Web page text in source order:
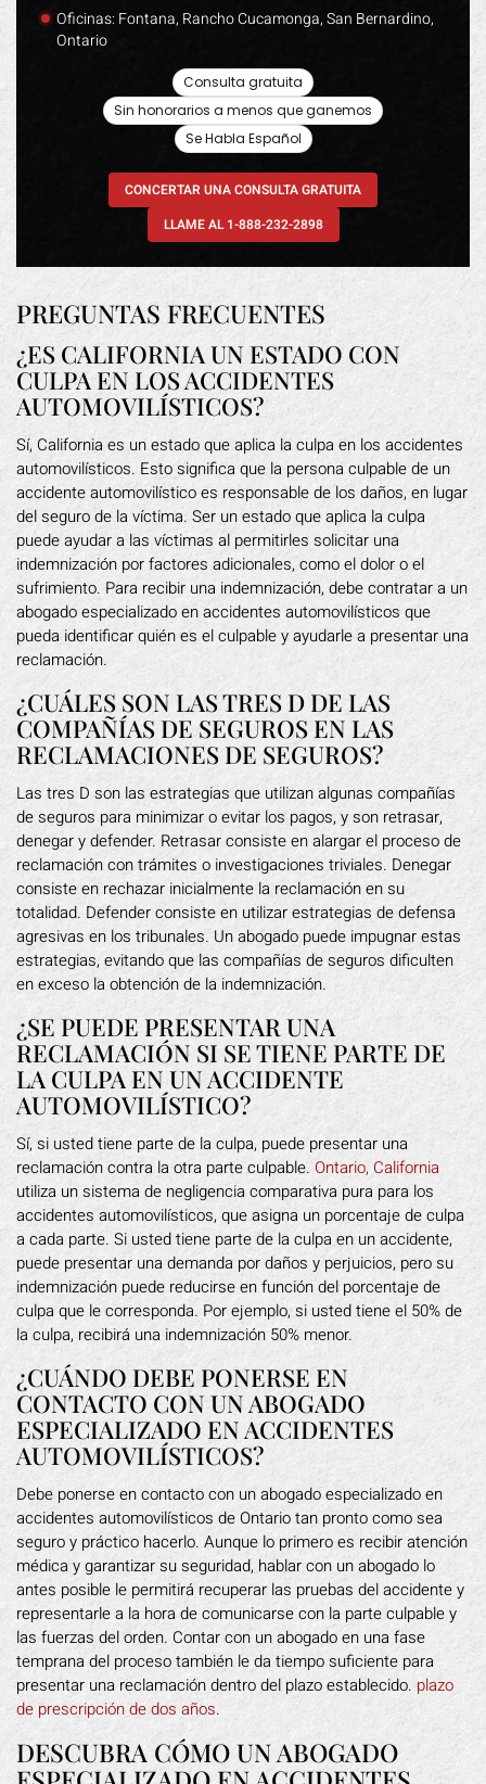
Oficinas: Fontana, Rancho Cucamonga, San Bernardino,
Ontario
Consulta gratuita
Sin honorarios a menos que ganemos
Se Habla Español
CONCERTAR UNA CONSULTA GRATUITA
LLAME AL 1-888-232-2898
PREGUNTAS FRECUENTES
¿ES CALIFORNIA UN ESTADO CON
CULPA EN LOS ACCIDENTES
AUTOMOVILÍSTICOS?
Sí, California es un estado que aplica la culpa en los accidentes
automovilísticos. Esto significa que la persona culpable de un
accidente automovilístico es responsable de los daños, en lugar
del seguro de la víctima. Ser un estado que aplica la culpa
puede ayudar a las víctimas al permitirles solicitar una
indemnización por factores adicionales, como el dolor o el
sufrimiento. Para recibir una indemnización, debe contratar a un
abogado especializado en accidentes automovilísticos que
pueda identificar quién es el culpable y ayudarle a presentar una
reclamación.
¿CUÁLES SON LAS TRES D DE LAS
COMPAÑÍAS DE SEGUROS EN LAS
RECLAMACIONES DE SEGUROS?
Las tres D son las estrategias que utilizan algunas compañías
de seguros para minimizar o evitar los pagos, y son retrasar,
denegar y defender. Retrasar consiste en alargar el proceso de
reclamación con trámites o investigaciones triviales. Denegar
consiste en rechazar inicialmente la reclamación en su
totalidad. Defender consiste en utilizar estrategias de defensa
agresivas en los tribunales. Un abogado puede impugnar estas
estrategias, evitando que las compañías de seguros dificulten
en exceso la obtención de la indemnización.
¿SE PUEDE PRESENTAR UNA
RECLAMACIÓN SI SE TIENE PARTE DE
LA CULPA EN UN ACCIDENTE
AUTOMOVILÍSTICO?
Sí, si usted tiene parte de la culpa, puede presentar una
reclamación contra la otra parte culpable.Ontario, California
utiliza un sistema de negligencia comparativa pura para los
accidentes automovilísticos, que asigna un porcentaje de culpa
a cada parte. Si usted tiene parte de la culpa en un accidente,
puede presentar una demanda por daños y perjuicios, pero su
indemnización puede reducirse en función del porcentaje de
culpa que le corresponda. Por ejemplo, si usted tiene el 50% de
la culpa, recibirá una indemnización 50% menor.
¿CUÁNDO DEBE PONERSE EN
CONTACTO CON UN ABOGADO
ESPECIALIZADO EN ACCIDENTES
AUTOMOVILÍSTICOS?
Debe ponerse en contacto con un abogado especializado en
accidentes automovilísticos de Ontario tan pronto como sea
seguro y práctico hacerlo. Aunque lo primero es recibir atención
médica y garantizar su seguridad, hablar con un abogado lo
antes posible le permitirá recuperar las pruebas del accidente y
representarle a la hora de comunicarse con la parte culpable y
las fuerzas del orden. Contar con un abogado en una fase
temprana del proceso también le da tiempo suficiente para
presentar una reclamación dentro del plazo establecido. plazo
de prescripción de dos años.
DESCUBRA CÓMO UN ABOGADO